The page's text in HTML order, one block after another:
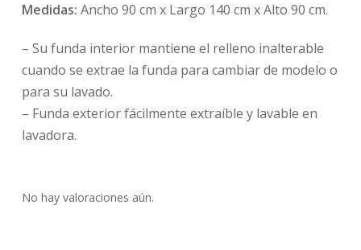
Medidas: Ancho 90 cm x Largo 140 cm x Alto 90 cm.
– Su funda interior mantiene el relleno inalterable
cuando se extrae la funda para cambiar de modelo o
para su lavado.
– Funda exterior fácilmente extraíble y lavable en
lavadora.
No hay valoraciones aún.